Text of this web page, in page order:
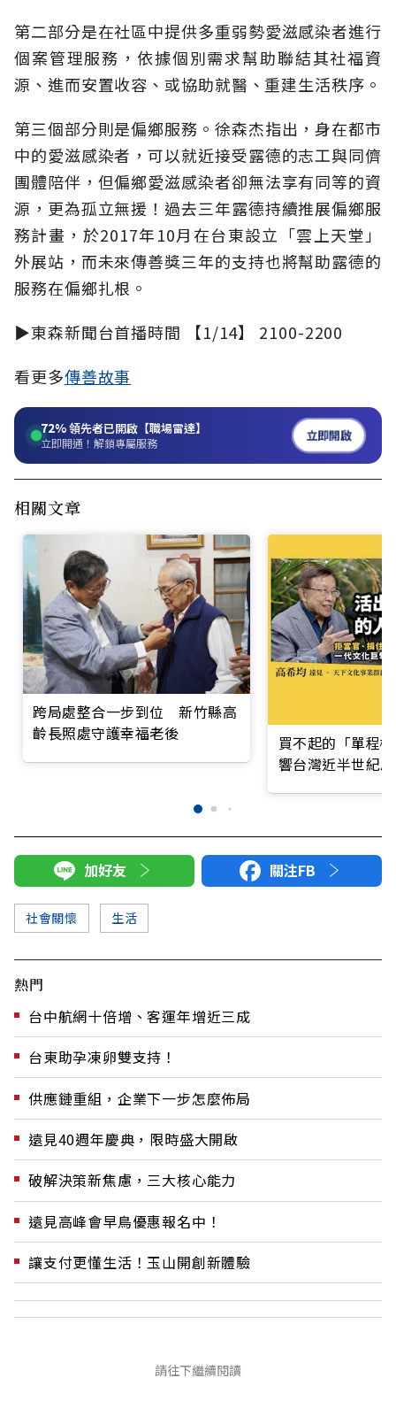
第二部分是在社區中提供多重弱勢愛滋感染者進行
個案管理服務，依據個別需求幫助聯結其社福資
源、進而安置收容、或協助就醫、重建生活秩序。
第三個部分則是偏鄉服務。徐森杰指出，身在都市
中的愛滋感染者，可以就近接受露德的志工與同儕
團體陪伴，但偏鄉愛滋感染者卻無法享有同等的資
源，更為孤立無援！過去三年露德持續推展偏鄉服
務計畫，於2017年10月在台東設立「雲上天堂」
外展站，而未來傳善獎三年的支持也將幫助露德的
服務在偏鄉扎根。
▶東森新聞台首播時間 【1/14】 2100-2200
看更多傳善故事
72%領先者已開啟【職場雷達】
立即開通！解鎖專屬服務 立即開啟
相關文章
跨局處整合一步到位 新竹縣高
齡長照處守護幸福老後
買不起的「單程
響台灣近半世紀
加好友 關注FB
社會關懷 生活
熱門
台中航網十倍增、客運年增近三成
台東助孕凍卵雙支持！
供應鏈重組，企業下一步怎麼佈局
遠見40週年慶典，限時盛大開啟
破解決策新焦慮，三大核心能力
遠見高峰會早鳥優惠報名中！
讓支付更懂生活！玉山開創新體驗
請往下繼續閱讀